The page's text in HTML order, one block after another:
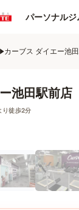
パーソナル
カーブス ダイエー池
池田駅前店
り徒歩2分